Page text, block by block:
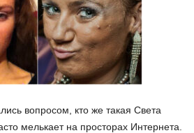
вопросом, кто же такая Света
мелькает на просторах Интернета.